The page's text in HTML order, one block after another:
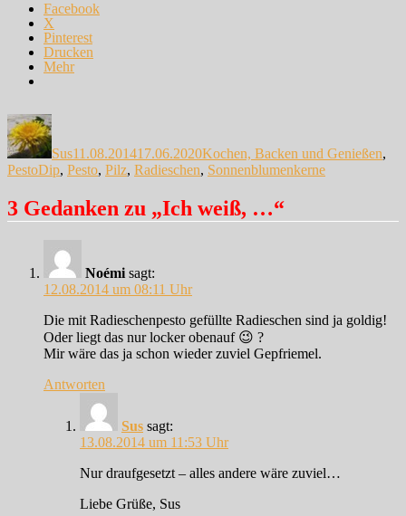
Facebook
X
Pinterest
Drucken
Mehr
Autor
Sus11.08.201417.06.2020Kochen, Backen und Genießen,
PestoSchlagwörter
Dip, Pesto, Pilz, Radieschen, Sonnenblumenkerne
3 Gedanken zu „Ich weiß, …“
Noémi sagt:
12.08.2014 um 08:11 Uhr
Die mit Radieschenpesto gefüllte Radieschen sind ja goldig!
Oder liegt das nur locker obenauf 😉 ?
Mir wäre das ja schon wieder zuviel Gepfriemel.
Antworten
Sus sagt:
13.08.2014 um 11:53 Uhr
Nur draufgesetzt – alles andere wäre zuviel…
Liebe Grüße, Sus